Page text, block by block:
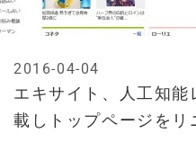
エキサイト、人工知
載しトップページをリ
2016-04-04